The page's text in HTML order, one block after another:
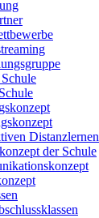
Distanzlernen
der Schule